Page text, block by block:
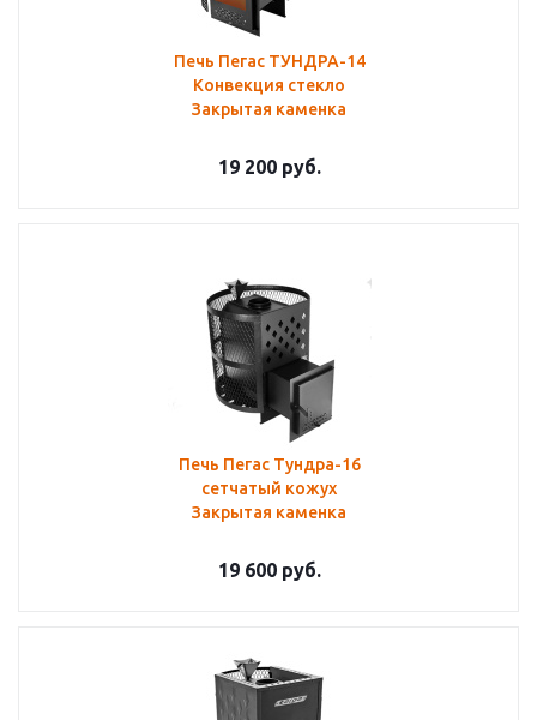
Печь Пегас ТУНДРА-14
Конвекция стекло
Закрытая каменка
19 200руб.
Печь Пегас Тундра-16
сетчатый кожух
Закрытая каменка
19 600руб.